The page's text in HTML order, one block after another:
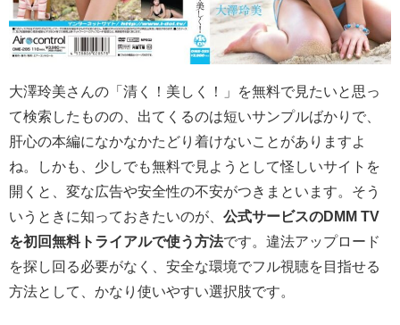
大澤玲美さんの「清く！美しく！」を無料で見たいと思っ
て検索したものの、出てくるのは短いサンプルばかりで、
肝心の本編になかなかたどり着けないことがありますよ
ね。しかも、少しでも無料で見ようとして怪しいサイトを
開くと、変な広告や安全性の不安がつきまといます。そう
いうときに知っておきたいのが、 公式サービスのDMM TV
を初回無料トライアルで使う方法です。違法アップロード
を探し回る必要がなく、安全な環境でフル視聴を目指せる
方法として、かなり使いやすい選択肢です。